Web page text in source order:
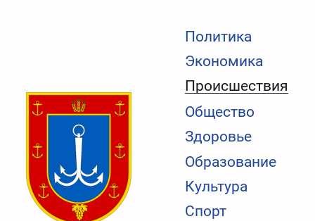
Политика
Экономика
Происшествия
Общество
Здоровье
Образование
Культура
Спорт